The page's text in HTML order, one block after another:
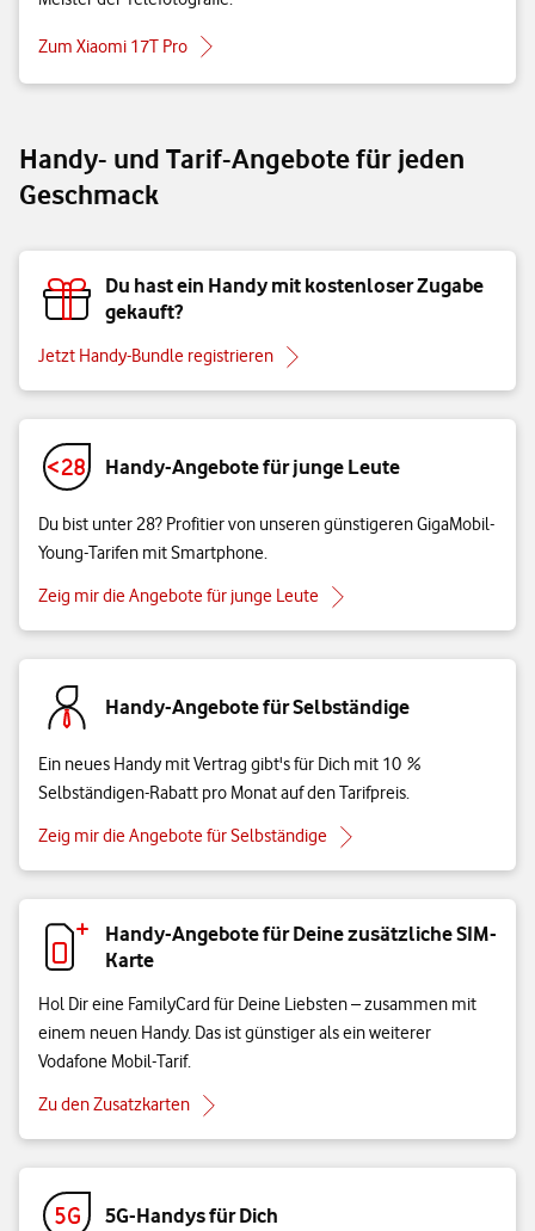
Zum Xiaomi 17T Pro
Handy- und Tarif-Angebote für jeden
Geschmack
Du hast ein Handy mit kostenloser Zugabe
gekauft?
Jetzt Handy-Bundle registrieren
Handy-Angebote für junge Leute
Du bist unter 28? Profitier von unseren günstigeren GigaMobil-
Young-Tarifen mit Smartphone.
Zeig mir die Angebote für junge Leute
Handy-Angebote für Selbständige
Ein neues Handy mit Vertrag gibt's für Dich mit 10 %
Selbständigen-Rabatt pro Monat auf den Tarifpreis.
Zeig mir die Angebote für Selbständige
Handy-Angebote für Deine zusätzliche SIM-
Karte
Hol Dir eine FamilyCard für Deine Liebsten – zusammen mit
einem neuen Handy. Das ist günstiger als ein weiterer
Vodafone Mobil-Tarif.
Zu den Zusatzkarten
5G-Handys für Dich